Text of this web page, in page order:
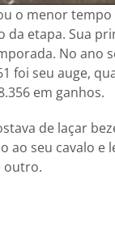
o menor
etapa. Sua
No
foi seu auge,
em ganhos.
de laçar
ao seu cavalo
outro.